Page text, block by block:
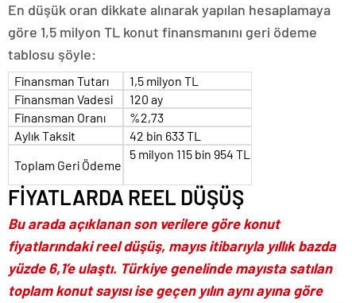
En düşük oran dikkate alınarak yapılan hesaplamaya
göre 1,5 milyon TL konut finansmanını geri ödeme
tablosu şöyle:
Finansman Tutarı
1,5 milyon TL
Finansman Vadesi
120 ay
Finansman Oranı
%2,73
Aylık Taksit
42 bin 633 TL
Toplam Geri Ödeme
5 milyon 115 bin 954 TL
FİYATLARDA REEL DÜŞÜŞ
Bu arada açıklanan son verilere göre konut
fiyatlarındaki reel düşüş, mayıs itibarıyla yıllık bazda
yüzde 6,1’e ulaştı. Türkiye genelinde mayısta satılan
toplam konut sayısı ise geçen yılın aynı ayına göre